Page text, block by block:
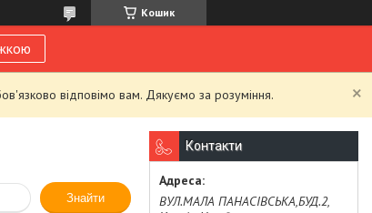
Кошик
відповімо вам. Дякуємо за розуміння.
Знайти
Контакти
ВУЛ.МАЛА ПАНАСІВСЬКА,БУД.2,